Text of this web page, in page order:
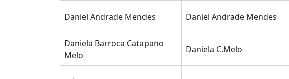
Daniel Andrade Mendes Daniel Andrade Mendes
Daniela Barroca Catapano
Melo
Daniela C.Melo